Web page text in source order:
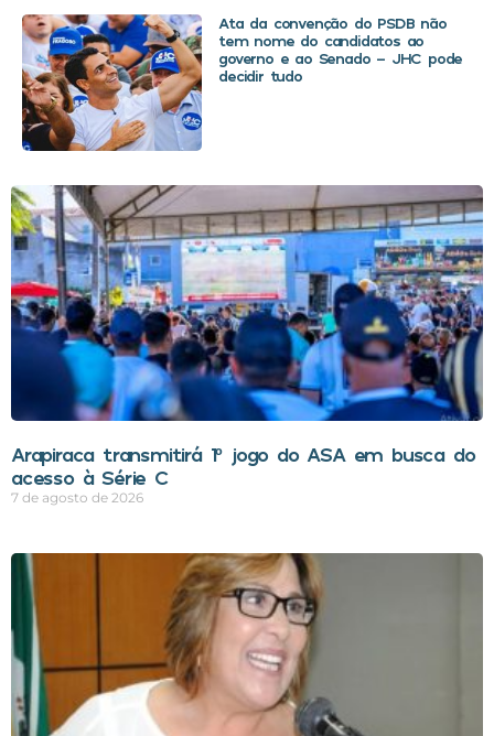
Ata da convenção do PSDB não
tem nome do candidatos ao
governo e ao Senado – JHC pode
decidir tudo
Arapiraca transmitirá 1º jogo do ASA em busca do
acesso à Série C
7 de agosto de 2026